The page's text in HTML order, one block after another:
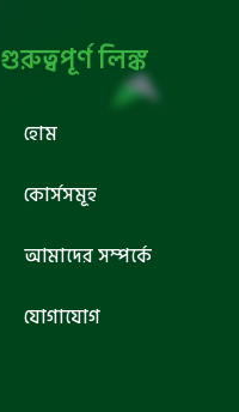
গুরুত্বপূর্ণ লিঙ্ক
হোম
কোর্সসমূহ
আমাদের সম্পর্কে
যোগাযোগ